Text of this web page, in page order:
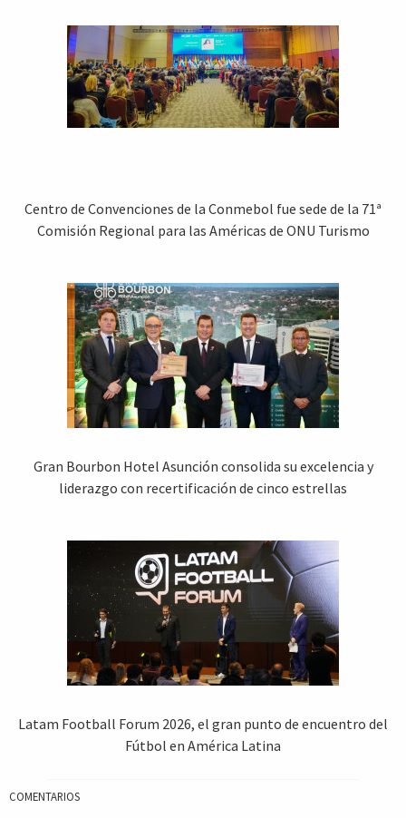
Centro de Convenciones de la Conmebol fue sede de la 71ª
Comisión Regional para las Américas de ONU Turismo
Gran Bourbon Hotel Asunción consolida su excelencia y
liderazgo con recertificación de cinco estrellas
Latam Football Forum 2026, el gran punto de encuentro del
Fútbol en América Latina
COMENTARIOS